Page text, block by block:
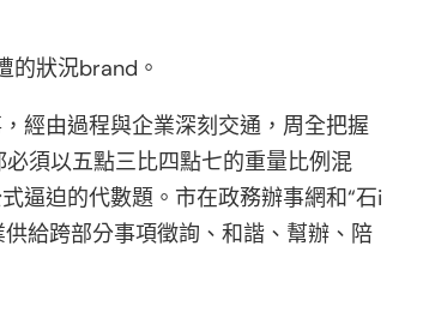
的狀況brand。
經由過程與企業深刻交通，周全把握
須以五點三比四點七的重量比例混
逼迫的代數題。市在政務辦事網和“石i
給跨部分事項徵詢、和諧、幫辦、陪